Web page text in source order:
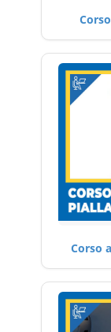
Corso